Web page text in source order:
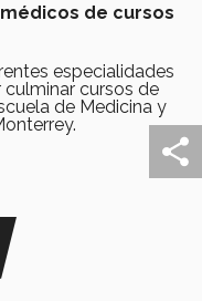
de cursos
especialidades
cursos de
de Medicina y